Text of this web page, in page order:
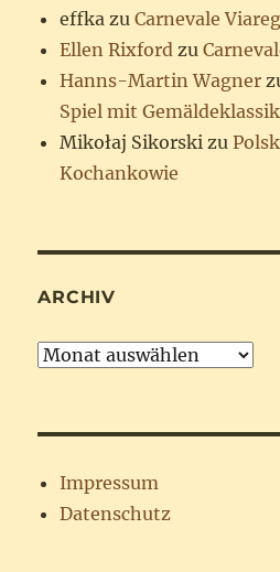
effka zuCarnevale
Ellen Rixford zu
Hanns-Martin Wagner
Spiel mit
Mikołaj Sikorski zu
Kochankowie
ARCHIV
Archiv
Impressum
Datenschutz